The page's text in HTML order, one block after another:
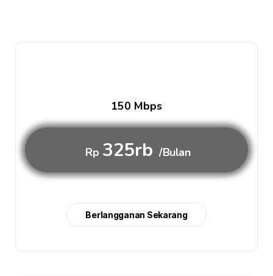
150 Mbps
Rp 325rb /Bulan
Berlangganan Sekarang